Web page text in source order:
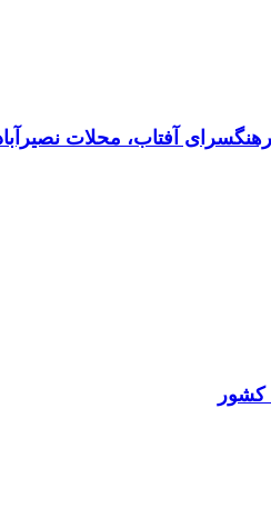
آفتاب، محلات